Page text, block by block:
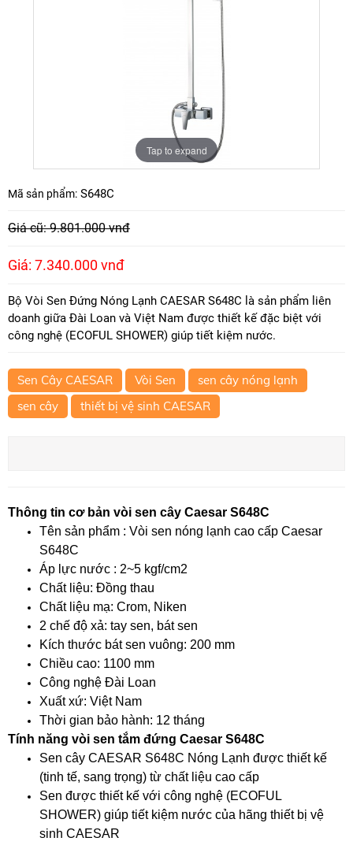
Tap to expand
Mã sản phẩm: S648C
Giá cũ: 9.801.000 vnđ
Giá: 7.340.000 vnđ
Bộ Vòi Sen Đứng Nóng Lạnh CAESAR S648C là sản phẩm liên
doanh giữa Đài Loan và Việt Nam được thiết kế đặc biệt với
công nghệ (ECOFUL SHOWER) giúp tiết kiệm nước.
Sen Cây CAESAR Vòi Sen
sen cây nóng lạnh
sen cây
thiết bị vệ sinh CAESAR
Thông tin cơ bản vòi sen cây Caesar S648C
Tên sản phẩm : Vòi sen nóng lạnh cao cấp Caesar
S648C
Áp lực nước : 2~5 kgf/cm2
Chất liệu: Đồng thau
Chất liệu mạ: Crom, Niken
2 chế độ xả: tay sen, bát sen
Kích thước bát sen vuông: 200 mm
Chiều cao: 1100 mm
Công nghệ Đài Loan
Xuất xứ: Việt Nam
Thời gian bảo hành: 12 tháng
Tính năng vòi sen tắm đứng Caesar S648C
Sen cây CAESAR S648C Nóng Lạnh được thiết kế
(tinh tế, sang trọng) từ chất liệu cao cấp
Sen được thiết kế với công nghệ (ECOFUL
SHOWER) giúp tiết kiệm nước của hãng thiết bị vệ
sinh CAESAR